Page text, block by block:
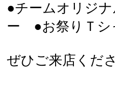
●チームオリジ
ー ●お祭りＴ
ぜひご来店くだ